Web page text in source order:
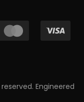
Engineered